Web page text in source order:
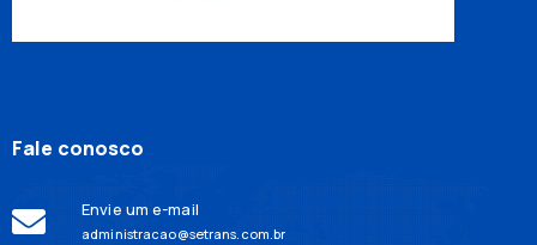
Fale conosco
Envie um e-mail
administracao@setrans.com.br